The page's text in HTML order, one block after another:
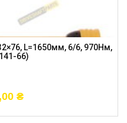
L=1650мм, 6/6, 970Нм,
66)
₴